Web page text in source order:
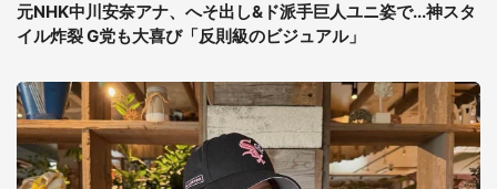
元NHK中川安奈アナ、へそ出し&ド派手巨人ユニ姿で...神スタ
イル炸裂 G党も大喜び「反則級のビジュアル」